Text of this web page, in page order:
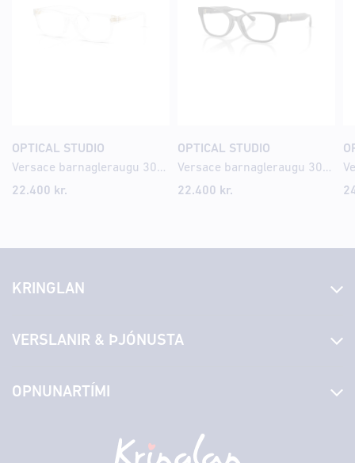
OPTICAL STUDIO
Versace barnagleraugu 3013U 49
22.400 kr.
OPTICAL STUDIO
Versace barnagleraugu 3016U 47
22.400 kr.
KRINGLAN
Laus störf
Hafðu samband
Persónuverndarstefna
VERSLANIR & ÞJÓNUSTA
Borgarbókasafn
OPNUNARTÍMI